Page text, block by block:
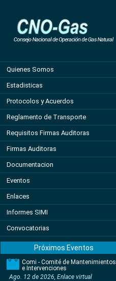
Quienes Somos
Estadisticas
Protocolos y Acuerdos
Reglamento de Transporte
Requisitos Firmas Auditoras
Firmas Auditoras
Documentacion
Eventos
Enlaces
Informes SIMI
Convocatorias
Próximos Eventos
Comi - Comité de Mantenimientos
e Intervenciones
Ago. 12 de 2026, Enlace virtual